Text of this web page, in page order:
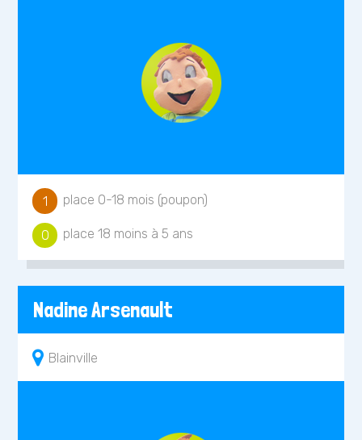
1 place 0-18 mois (poupon)
0 place 18 moins à 5 ans
Nadine Arsenault
Blainville